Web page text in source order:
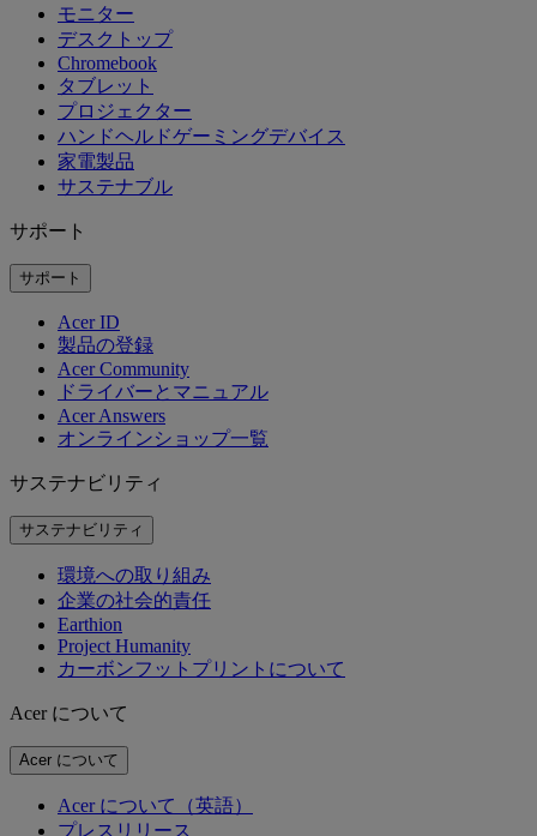
モニター
デスクトップ
Chromebook
タブレット
プロジェクター
ハンドヘルドゲーミングデバイス
家電製品
サステナブル
サポート
サポート
Acer ID
製品の登録
Acer Community
ドライバーとマニュアル
Acer Answers
オンラインショップ一覧
サステナビリティ
サステナビリティ
環境への取り組み
企業の社会的責任
Earthion
Project Humanity
カーボンフットプリントについて
Acer について
Acer について
Acer について（英語）
プレスリリース